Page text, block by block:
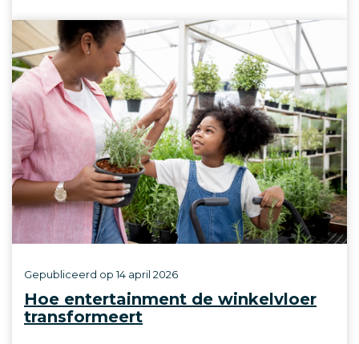
Hoe entertainment de winkelvloer
transformeert
Gepubliceerd op 14 april 2026